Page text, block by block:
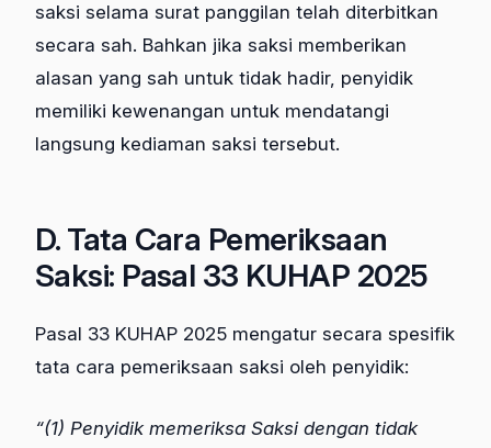
saksi selama surat panggilan telah diterbitkan
secara sah. Bahkan jika saksi memberikan
alasan yang sah untuk tidak hadir, penyidik
memiliki kewenangan untuk mendatangi
langsung kediaman saksi tersebut.
D. Tata Cara Pemeriksaan
Saksi: Pasal 33 KUHAP 2025
Pasal 33 KUHAP 2025 mengatur secara spesifik
tata cara pemeriksaan saksi oleh penyidik:
“(1) Penyidik memeriksa Saksi dengan tidak